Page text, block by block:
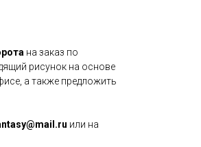
на заказ по
рисунок на основе
а также предложить
или на